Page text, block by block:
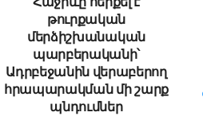
թուրքական
մերձիշխանական
պարբերականի՝
Ադրբեջանին վերաբերող
հրապարակման մի շարք
պնդումներ